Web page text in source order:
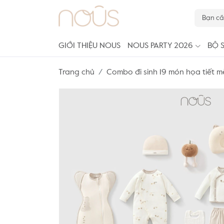
GIỚI THIỆU NOUS NOUS PARTY 2026 BỘ
Trang chủ Combo đi sinh 19 món họa tiết